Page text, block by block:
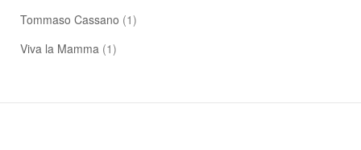
Tommaso Cassano (1)
Viva la Mamma (1)